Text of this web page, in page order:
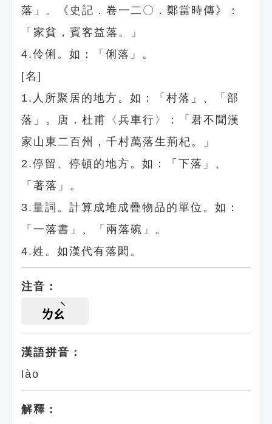
落」。《史記．卷一二〇．鄭當時傳》：
「家貧，賓客益落。」
4.伶俐。如：「俐落」。
[名]
1.人所聚居的地方。如：「村落」、「部
落」。唐．杜甫〈兵車行〉：「君不聞漢
家山東二百州，千村萬落生荊杞。」
2.停留、停頓的地方。如：「下落」、
「著落」。
3.量詞。計算成堆成疊物品的單位。如：
「一落書」、「兩落碗」。
4.姓。如漢代有落閎。
注音：
ㄌㄠ
漢語拼音：
lào
解釋：